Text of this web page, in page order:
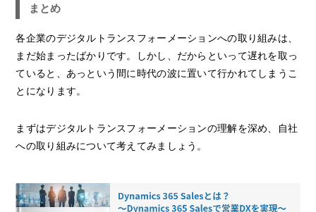
まとめ
各企業のデジタルトランスフォーメーションへの取り組みは、
まだ始まったばかりです。しかし、だからといって遅れを取っ
ていると、あっという間に時代の波に置いて行かれてしまうこ
とになります。
まずはデジタルトランスフォーメーションの理解を深め、自社
への取り組みについて考えてみましょう。